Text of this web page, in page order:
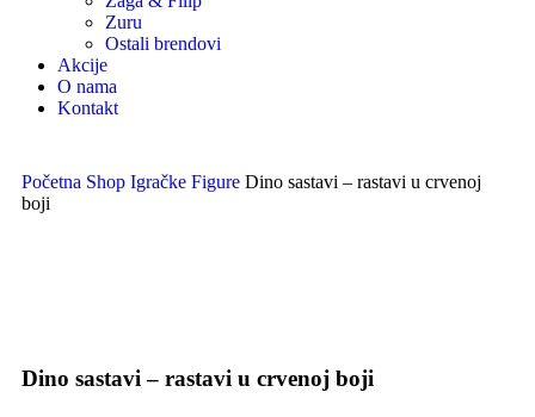
Zuru
Ostali brendovi
Akcije
O nama
Kontakt
Početna Shop Igračke Figure Dino sastavi – rastavi u crvenoj
boji
Dino sastavi – rastavi u crvenoj boji